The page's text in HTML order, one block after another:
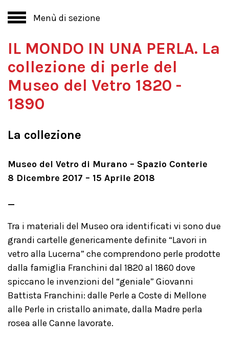
Menù di sezione
IL MONDO IN UNA PERLA. La
collezione di perle del
Museo del Vetro 1820 -
1890
La collezione
Museo del Vetro di Murano – Spazio Conterie
8 Dicembre 2017 – 15 Aprile 2018
_
Tra i materiali del Museo ora identificati vi sono due
grandi cartelle genericamente definite “Lavori in
vetro alla Lucerna” che comprendono perle prodotte
dalla famiglia Franchini dal 1820 al 1860 dove
spiccano le invenzioni del “geniale” Giovanni
Battista Franchini: dalle Perle a Coste di Mellone
alle Perle in cristallo animate, dalla Madre perla
rosea alle Canne lavorate.